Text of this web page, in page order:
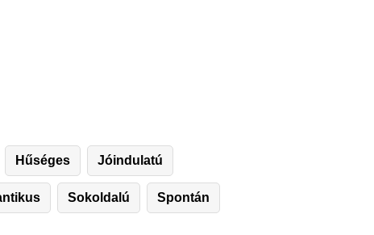
Hűséges Jóindulatú
Sokoldalú Spontán